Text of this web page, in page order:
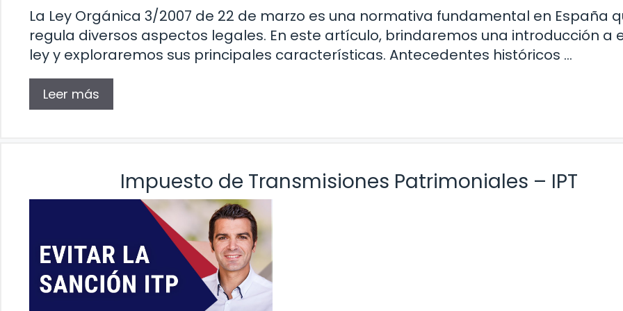
La Ley Orgánica 3/2007 de 22 de marzo es una normativa fundamental en España
regula diversos aspectos legales. En este artículo, brindaremos una introducción a
ley y exploraremos sus principales características. Antecedentes históricos …
Leer más
Impuesto de Transmisiones Patrimoniales – IPT